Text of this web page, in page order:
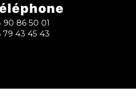
90 86 50 01
79 43 45 43